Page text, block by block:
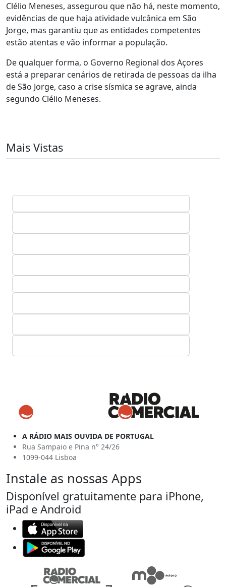
Clélio Meneses, assegurou que não há, neste momento,
evidências de que haja atividade vulcânica em São
Jorge, mas garantiu que as entidades competentes
estão atentas e vão informar a população.
De qualquer forma, o Governo Regional dos Açores
está a preparar cenários de retirada de pessoas da ilha
de São Jorge, caso a crise sísmica se agrave, ainda
segundo Clélio Meneses.
Mais Vistas
A RÁDIO MAIS OUVIDA DE PORTUGAL
Rua Sampaio e Pina n° 24/26
1099-044 Lisboa
Instale as nossas Apps
Disponível gratuitamente para iPhone,
iPad e Android